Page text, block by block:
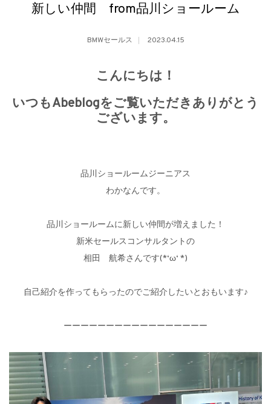
新しい仲間 from品川ショールーム
BMWセールス 2023.04.15
こんにちは！
いつもAbeblogをご覧いただきありがとう
ございます。
品川ショールームジーニアス
わかなんです。
品川ショールームに新しい仲間が増えました！
新米セールスコンサルタントの
相田 航希さんです(*‘ω‘ *)
自己紹介を作ってもらったのでご紹介したいとおもいます♪
ーーーーーーーーーーーーーーーーー